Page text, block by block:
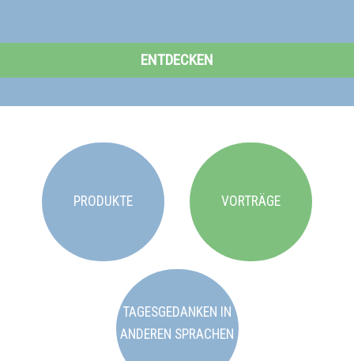
ENTDECKEN
PRODUKTE VORTRÄGE
TAGESGEDANKEN IN
ANDEREN SPRACHEN